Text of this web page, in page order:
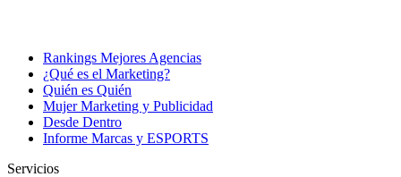
Rankings Mejores Agencias
¿Qué es el Marketing?
Quién es Quién
Mujer Marketing y Publicidad
Desde Dentro
Informe Marcas y ESPORTS
Servicios